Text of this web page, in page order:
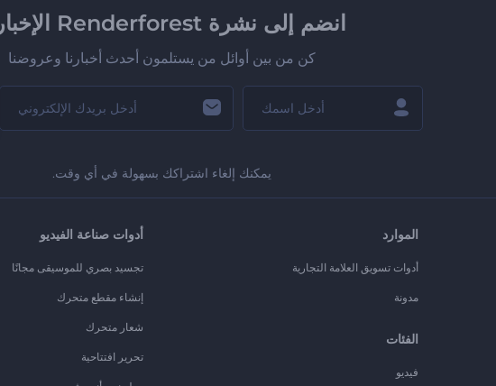
انضم إلى نشرة Renderforest الإخبارية
كن من بين أوائل من يستلمون أحدث أخبارنا وعروضنا
يمكنك إلغاء اشتراكك بسهولة في أي وقت.
الموارد
أدوات تسويق العلامة التجارية
مدونة
الفئات
فيديو
أدوات صناعة الفيديو
تجسيد بصري للموسيقى مجانًا
إنشاء مقطع متحرك
شعار متحرك
تحرير افتتاحية